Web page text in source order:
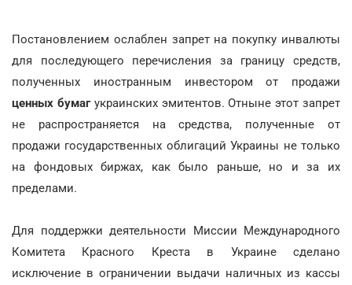
Постановлением ослаблен запрет на покупку инвалюты
для последующего перечисления за границу средств,
полученных иностранным инвестором от продажи
ценных бумагукраинских эмитентов. Отныне этот запрет
не распространяется на средства, полученные от
продажи государственных облигаций Украины не только
на фондовых биржах, как было раньше, но и за их
пределами.
Для поддержки деятельности Миссии Международного
Комитета Красного Креста в Украине сделано
исключение в ограничении выдачи наличных из кассы